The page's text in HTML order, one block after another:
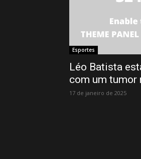
Esportes
Léo Batista
com um tumor
17 de janeiro de 2025